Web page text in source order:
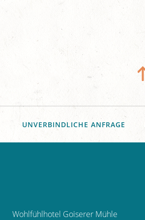
UNVERBINDLICHE ANFRAGE
Wohlfühlhotel Goiserer Mühle